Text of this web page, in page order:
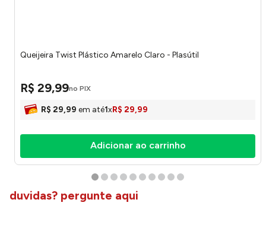
Queijeira Twist Plástico Amarelo Claro - Plasútil
R$ 29,99no PIX
R$ 29,99 em até1xR$ 29,99
Adicionar ao carrinho
duvidas? pergunte aqui